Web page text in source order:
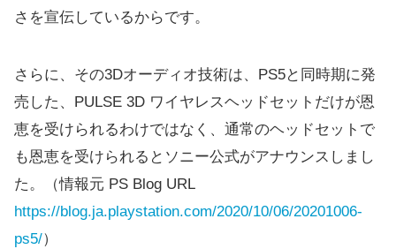
さを宣伝しているからです。
さらに、その3Dオーディオ技術は、PS5と同時期に発
売した、PULSE 3D ワイヤレスヘッドセットだけが恩
恵を受けられるわけではなく、通常のヘッドセットで
も恩恵を受けられるとソニー公式がアナウンスしまし
た。（情報元 PS Blog URL
https://blog.ja.playstation.com/2020/10/06/20201006-
ps5/）